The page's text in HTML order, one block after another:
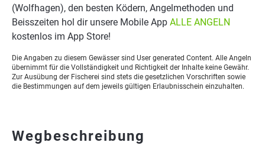
(Wolfhagen), den besten Ködern, Angelmethoden und
Beisszeiten hol dir unsere Mobile App ALLE ANGELN
kostenlos im App Store!
Die Angaben zu diesem Gewässer sind User generated Content. Alle Angeln
übernimmt für die Vollständigkeit und Richtigkeit der Inhalte keine Gewähr.
Zur Ausübung der Fischerei sind stets die gesetzlichen Vorschriften sowie
die Bestimmungen auf dem jeweils gültigen Erlaubnisschein einzuhalten.
Wegbeschreibung